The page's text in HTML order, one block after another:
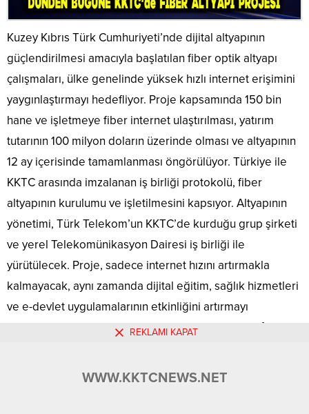
Kuzey Kıbrıs Türk Cumhuriyeti’nde dijital altyapının
güçlendirilmesi amacıyla başlatılan fiber optik altyapı
çalışmaları, ülke genelinde yüksek hızlı internet erişimini
yaygınlaştırmayı hedefliyor. Proje kapsamında 150 bin
hane ve işletmeye fiber internet ulaştırılması, yatırım
tutarının 100 milyon doların üzerinde olması ve altyapının
12 ay içerisinde tamamlanması öngörülüyor. Türkiye ile
KKTC arasında imzalanan iş birliği protokolü, fiber
altyapının kurulumu ve işletilmesini kapsıyor. Altyapının
yönetimi, Türk Telekom’un KKTC’de kurduğu grup şirketi
ve yerel Telekomünikasyon Dairesi iş birliği ile
yürütülecek. Proje, sadece internet hızını artırmakla
kalmayacak, aynı zamanda dijital eğitim, sağlık hizmetleri
ve e-devlet uygulamalarının etkinliğini artırmayı
hedefliyor. Yeni fiber hatları, robotik ve yapay zekâ
REKLAMI KAPAT
WWW.KKTCNEWS.NET